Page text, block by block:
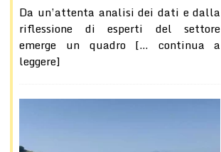
Da un’attenta analisi dei dati e dalla
riflessione di esperti del settore
emerge un quadro [… continua a
leggere]